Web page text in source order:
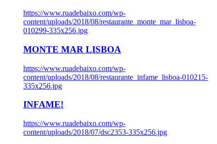
https://www.ruadebaixo.com/wp-
content/uploads/2018/08/restaurante_monte_mar_lisboa-
010299-335x256.jpg
MONTE MAR LISBOA
https://www.ruadebaixo.com/wp-
content/uploads/2018/08/restaurante_infame_lisboa-010215-
335x256.jpg
INFAME!
https://www.ruadebaixo.com/wp-
content/uploads/2018/07/dsc2353-335x256.jpg